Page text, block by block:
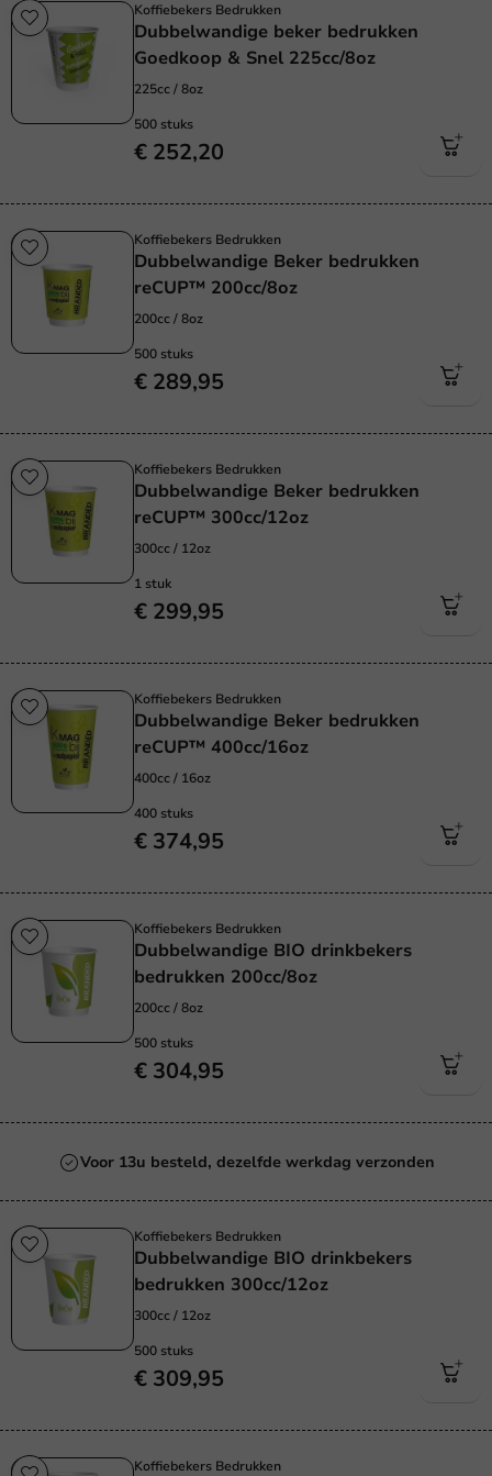
Koffiebekers Bedrukken
Dubbelwandige beker bedrukken
Goedkoop & Snel 225cc/8oz
225cc / 8oz
500 stuks
€ 252,20
Koffiebekers Bedrukken
Dubbelwandige Beker bedrukken
reCUP™ 200cc/8oz
200cc / 8oz
500 stuks
€ 289,95
Koffiebekers Bedrukken
Dubbelwandige Beker bedrukken
reCUP™ 300cc/12oz
300cc / 12oz
1 stuk
€ 299,95
Koffiebekers Bedrukken
Dubbelwandige Beker bedrukken
reCUP™ 400cc/16oz
400cc / 16oz
400 stuks
€ 374,95
Koffiebekers Bedrukken
Dubbelwandige BIO drinkbekers
bedrukken 200cc/8oz
200cc / 8oz
500 stuks
€ 304,95
Voor 13u besteld, dezelfde werkdag verzonden
Koffiebekers Bedrukken
Dubbelwandige BIO drinkbekers
bedrukken 300cc/12oz
300cc / 12oz
500 stuks
€ 309,95
Koffiebekers Bedrukken